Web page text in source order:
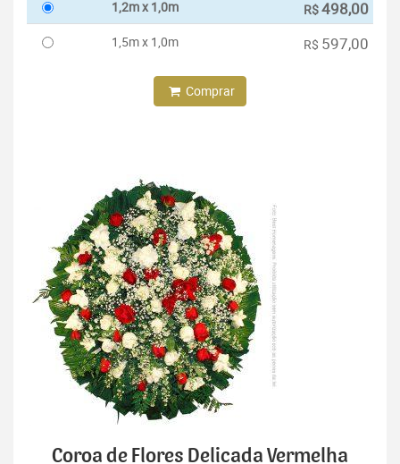
1,2m x 1,0m R$498,00
1,5m x 1,0m R$ 597,00
Comprar
Coroa de Flores Delicada Vermelha